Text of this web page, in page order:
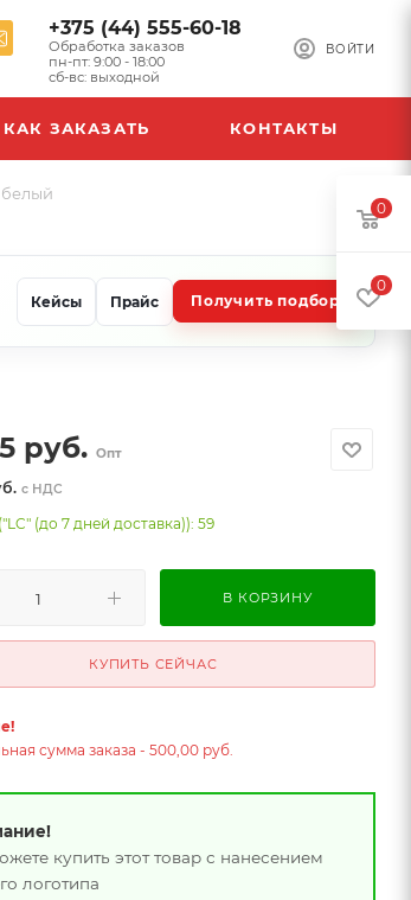
ВОЙТИ
+375 (44) 555-60-18
Обработка заказов
пн-пт: 9:00 - 18:00
сб-вс: выходной
КАК ЗАКАЗАТЬ КОНТАКТЫ
белый
Кейсы Прайс Получить подбор
руб. Опт
с НДС
(до 7 дней доставка)): 59
В КОРЗИНУ
КУПИТЬ СЕЙЧАС
сумма заказа - 500,00 руб.
купить этот товар с нанесением
логотипа
0
0